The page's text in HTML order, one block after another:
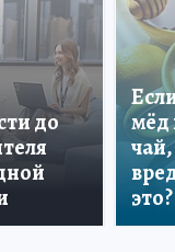
до
мёд
это?